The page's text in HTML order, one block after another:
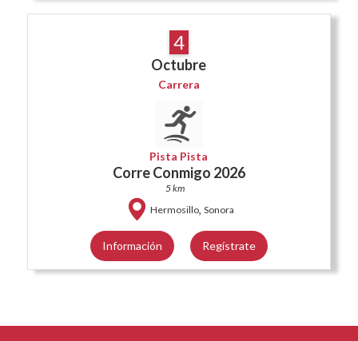
4
Octubre
Carrera
Pista Pista
Corre Conmigo 2026
5 km
Hermosillo, Sonora
Información Regístrate